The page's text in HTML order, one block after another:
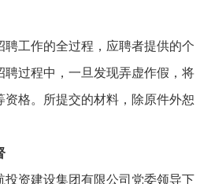
聘工作的全过程，应聘者提供的个
聘过程中，一旦发现弄虚作假，将
资格。所提交的材料，除原件外恕
投资建设集团有限公司党委领导下